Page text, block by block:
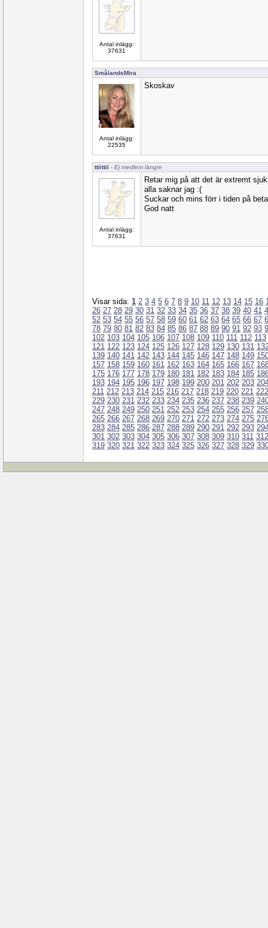
Antal inlägg:
37631
SmålandsMira
Antal inlägg:
22535
Skoskav
ttiittii - Ej medlem längre
Antal inlägg:
37631
Retar mig på att det är extremt
alla saknar jag :(
Suckar och mins förr i tiden på beta
God natt
Visar sida: 1 2 3 4 5 6 7 8 9 10 11 12 13 14 15 16
26 27 28 29 30 31 32 33 34 35 36 37 38 39 40 41
52 53 54 55 56 57 58 59 60 61 62 63 64 65 66 67
78 79 80 81 82 83 84 85 86 87 88 89 90 91 92 93
102 103 104 105 106 107 108 109 110 111 112 113
121 122 123 124 125 126 127 128 129 130 131
139 140 141 142 143 144 145 146 147 148 149
157 158 159 160 161 162 163 164 165 166 167
175 176 177 178 179 180 181 182 183 184 185
193 194 195 196 197 198 199 200 201 202 203
211 212 213 214 215 216 217 218 219 220 221 222
229 230 231 232 233 234 235 236 237 238 239
247 248 249 250 251 252 253 254 255 256 257
265 266 267 268 269 270 271 272 273 274 275
283 284 285 286 287 288 289 290 291 292 293
301 302 303 304 305 306 307 308 309 310 311 312
319 320 321 322 323 324 325 326 327 328 329